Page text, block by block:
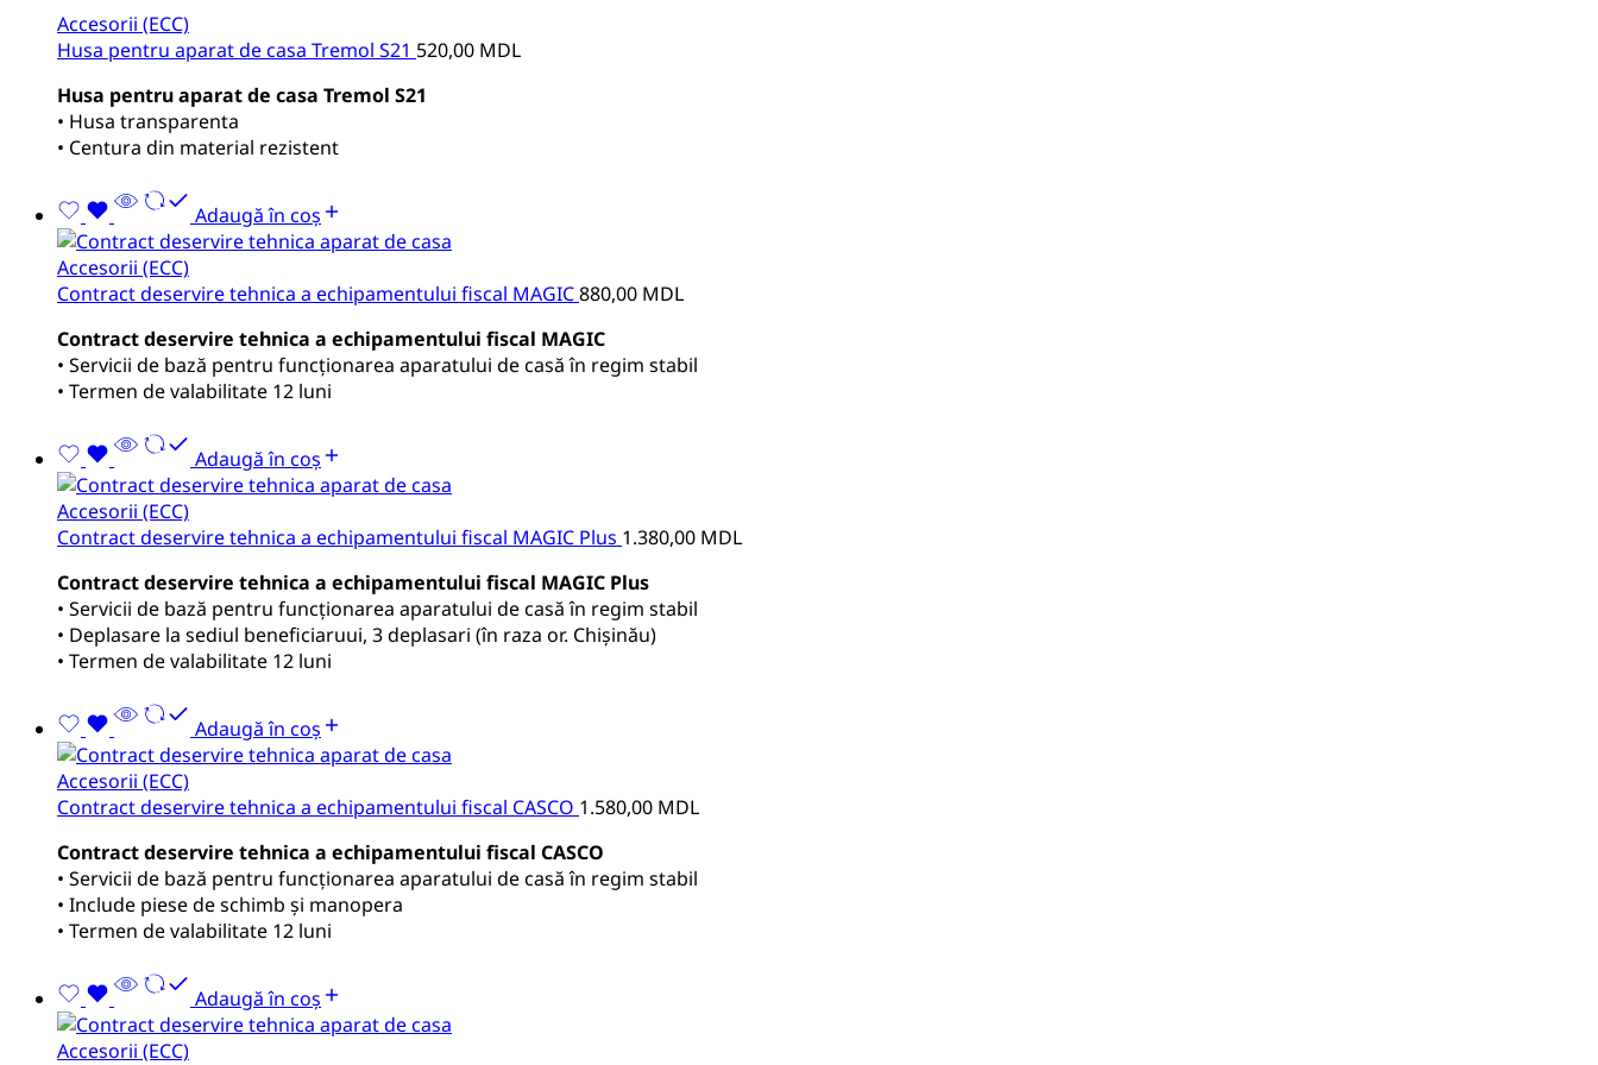
Accesorii (ECC)
Husa pentru aparat de casa Tremol S21 520,00 MDL
Husa pentru aparat de casa Tremol S21
• Husa transparenta
• Centura din material rezistent
Adaugă în coș
Accesorii (ECC)
Contract deservire tehnica a echipamentului fiscal MAGIC880,00 MDL
Contract deservire tehnica a echipamentului fiscal MAGIC
• Servicii de bază pentru funcționarea aparatului de casă în regim stabil
• Termen de valabilitate 12 luni
Adaugă în coș
Accesorii (ECC)
Contract deservire tehnica a echipamentului fiscal MAGIC Plus 1.380,00 MDL
Contract deservire tehnica a echipamentului fiscal MAGIC Plus
• Servicii de bază pentru funcționarea aparatului de casă în regim stabil
• Deplasare la sediul beneficiaruui, 3 deplasari (în raza or. Chișinău)
• Termen de valabilitate 12 luni
Adaugă în coș
Accesorii (ECC)
Contract deservire tehnica a echipamentului fiscal CASCO 1.580,00 MDL
Contract deservire tehnica a echipamentului fiscal CASCO
• Servicii de bază pentru funcționarea aparatului de casă în regim stabil
• Include piese de schimb și manopera
• Termen de valabilitate 12 luni
Adaugă în coș
Accesorii (ECC)